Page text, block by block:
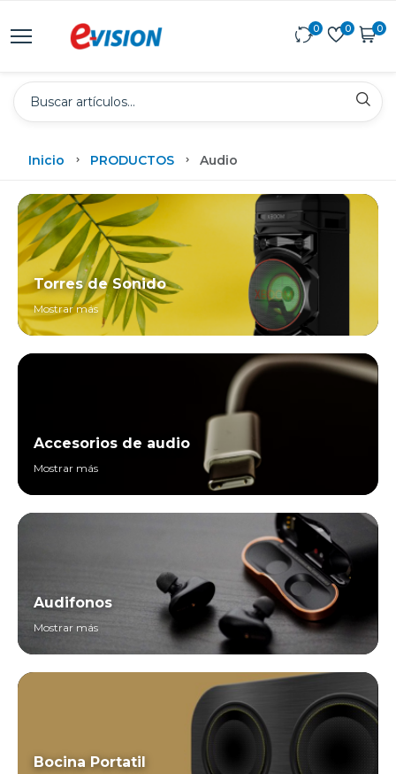
0 0 0
Inicio PRODUCTOS Audio
Torres de Sonido
Mostrar más
Accesorios de audio
Mostrar más
Audifonos
Mostrar más
Bocina Portatil